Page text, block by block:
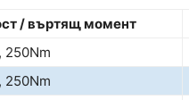
/ въртящ момент
250Nm
250Nm